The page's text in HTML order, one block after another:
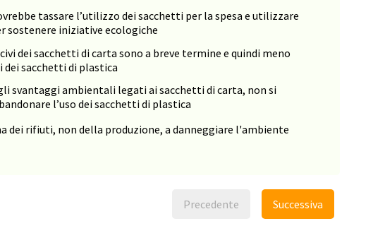
tassare l’utilizzo dei sacchetti per la spesa e utilizzare
sostenere iniziative ecologiche
dei sacchetti di carta sono a breve termine e quindi meno
dei sacchetti di plastica
svantaggi ambientali legati ai sacchetti di carta, non si
l’uso dei sacchetti di plastica
dei rifiuti, non della produzione, a danneggiare l'ambiente
Precedente Successiva